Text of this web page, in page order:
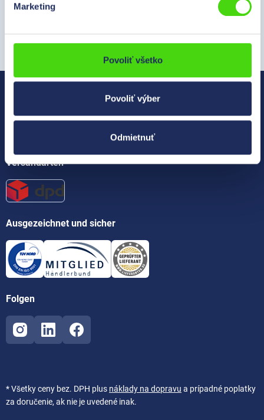
Marketing
Povoliť všetko
Povoliť výber
Odmietnuť
Informácie
Spoločnosť
Versandarten
Ausgezeichnet und sicher
Folgen
* Všetky ceny bez. DPH plus náklady na dopravu a prípadné poplatky
za doručenie, ak nie je uvedené inak.